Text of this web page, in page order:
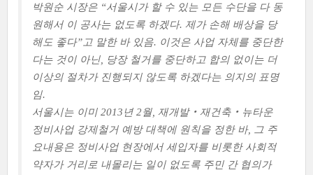
박원순 시장은 “서울시가 할 수 있는 모든 수단을 다 동
원해서 이 공사는 없도록 하겠다. 제가 손해 배상을 당
해도 좋다”고 말한 바 있음. 이것은 사업 자체를 중단한
다는 것이 아닌, 당장 철거를 중단하고 합의 없이는 더
이상의 절차가 진행되지 않도록 하겠다는 의지의 표명
임.
서울시는 이미 2013년 2월, 재개발‧재건축‧뉴타운
정비사업 강제철거 예방 대책에 원칙을 정한 바, 그 주
요내용은 정비사업 현장에서 세입자를 비롯한 사회적
약자가 거리로 내몰리는 일이 없도록 주민 간 협의가